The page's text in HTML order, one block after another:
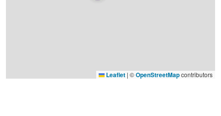
Leaflet | ©OpenStreetMapcontributors